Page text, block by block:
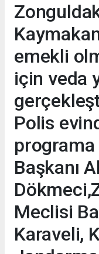
emekli
için veda
Polis
Başkanı
Meclisi
Karaveli,